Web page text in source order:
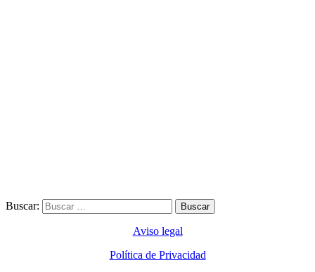
Buscar:
Aviso legal
Política de Privacidad